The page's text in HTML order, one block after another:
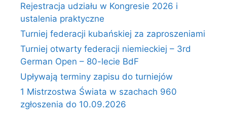
Rejestracja udziału w Kongresie 2026 i
ustalenia praktyczne
Turniej federacji kubańskiej za zaproszeniami
Turniej otwarty federacji niemieckiej – 3rd
German Open – 80-lecie BdF
Upływają terminy zapisu do turniejów
1 Mistrzostwa Świata w szachach 960
zgłoszenia do 10.09.2026